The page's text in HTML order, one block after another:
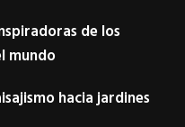
de los
mundo
hacia jardines